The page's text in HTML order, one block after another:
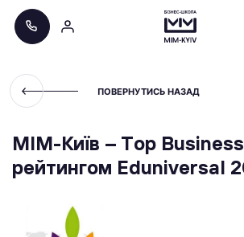
ПОВЕРНУТИСЬ НАЗАД
МІМ-Київ – Тop
рейтингом Еduniversal